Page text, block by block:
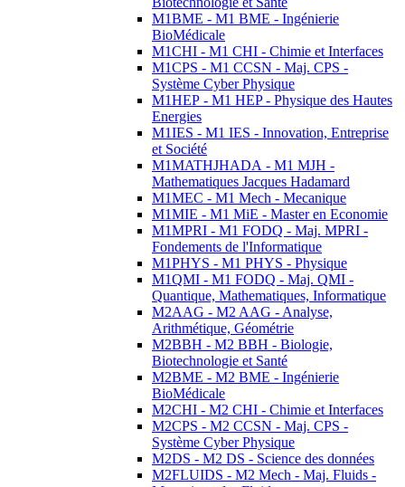
M1BME - M1 BME - Ingénierie
BioMédicale
M1CHI - M1 CHI - Chimie et Interfaces
M1CPS - M1 CCSN - Maj. CPS -
Système Cyber Physique
M1HEP - M1 HEP - Physique des Hautes
Energies
M1IES - M1 IES - Innovation, Entreprise
et Société
M1MATHJHADA - M1 MJH -
Mathematiques Jacques Hadamard
M1MEC - M1 Mech - Mecanique
M1MIE - M1 MiE - Master en Economie
M1MPRI - M1 FODQ - Maj. MPRI -
Fondements de l'Informatique
M1PHYS - M1 PHYS - Physique
M1QMI - M1 FODQ - Maj. QMI -
Quantique, Mathematiques, Informatique
M2AAG - M2 AAG - Analyse,
Arithmétique, Géométrie
M2BBH - M2 BBH - Biologie,
Biotechnologie et Santé
M2BME - M2 BME - Ingénierie
BioMédicale
M2CHI - M2 CHI - Chimie et Interfaces
M2CPS - M2 CCSN - Maj. CPS -
Système Cyber Physique
M2DS - M2 DS - Science des données
M2FLUIDS - M2 Mech - Maj. Fluids -